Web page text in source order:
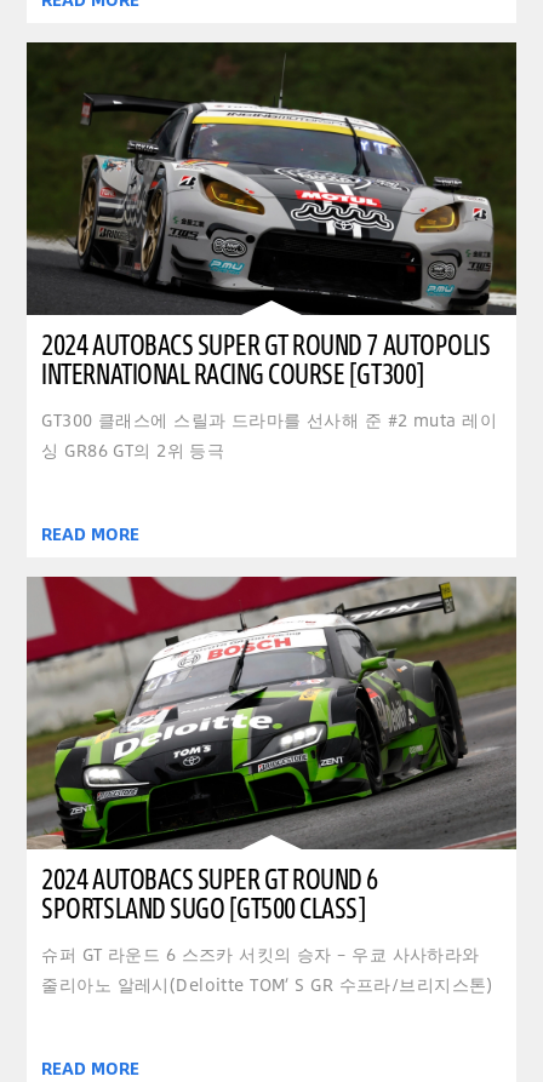
2024 AUTOBACS SUPER GT ROUND 7 AUTOPOLIS
INTERNATIONAL RACING COURSE [GT300]
GT300 클래스에 스릴과 드라마를 선사해 준 #2 muta 레이
싱 GR86 GT의 2위 등극
READ MORE
2024 AUTOBACS SUPER GT ROUND 6
SPORTSLAND SUGO [GT500 CLASS]
슈퍼 GT 라운드 6 스즈카 서킷의 승자 – 우쿄 사사하라와
줄리아노 알레시(Deloitte TOM’ S GR 수프라/브리지스톤)
READ MORE